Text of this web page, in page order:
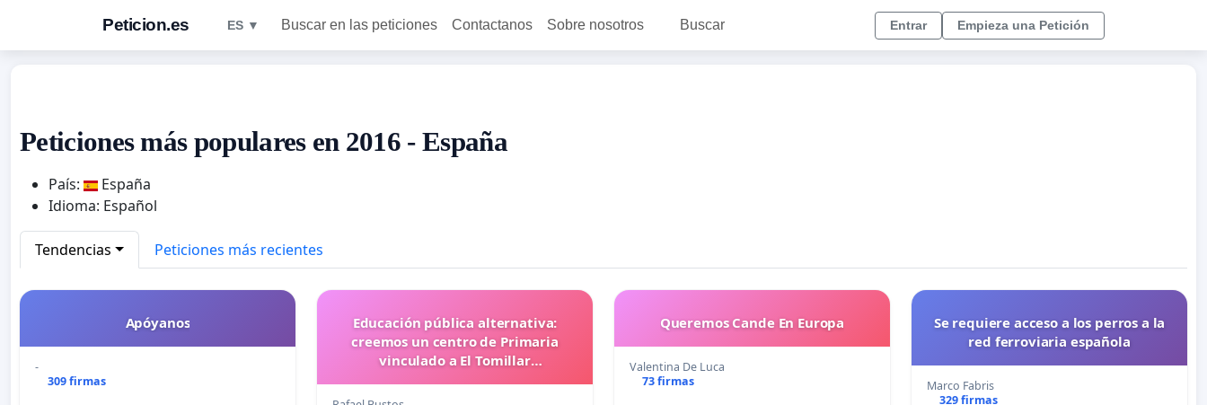
Peticion.es ES ▼ Buscar en las peticiones Contactanos Sobre nosotros Buscar Entrar Empieza una Petición
Peticiones más populares en 2016 - España
País:
España
Idioma: Español
Tendencias Peticiones más recientes
Apóyanos
-
309 firmas
Educación pública alternativa:
creemos un centro de Primaria
vinculado a El Tomillar
Queremos Cande En Europa
Valentina De Luca
73 firmas
Se requiere acceso a los perros a la
red ferroviaria española
Marco Fabris
329 firmas